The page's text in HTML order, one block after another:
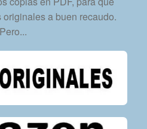
a buen recaudo.
Pero...